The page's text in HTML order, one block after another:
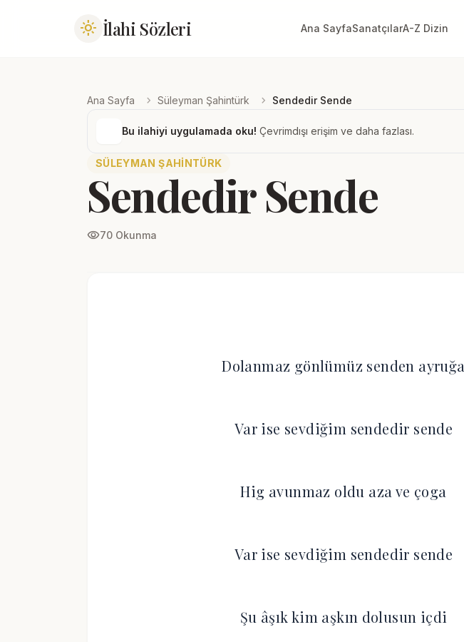
light_mode İlahi Sözleri Ana SayfaSanatçılarA-Z Dizin
Ana Sayfa chevron_right Süleyman Şahintürk chevron_right Sendedir Sende
Bu ilahiyi uygulamada oku! Çevrimdışı erişim ve daha fazlası.
SÜLEYMAN ŞAHINTÜRK
Sendedir Sende
visibility70 Okunma
Dolanmaz gönlümüz senden ayruğa
Var ise sevdiğim sendedir sende
Hig avunmaz oldu aza ve çoga
Var ise sevdiğim sendedir sende
Şu âşık kim aşkın dolusun içdi